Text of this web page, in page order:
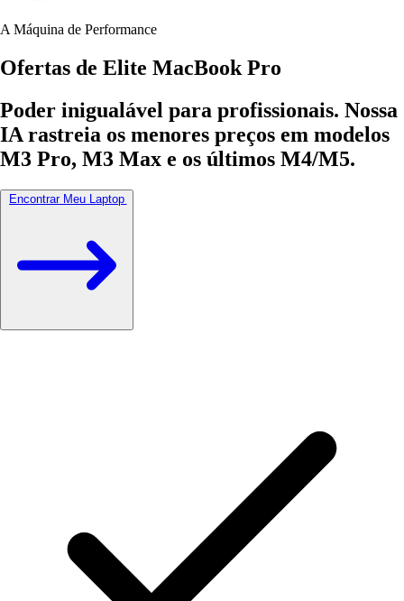
A Máquina de Performance
Ofertas de Elite MacBook Pro
Poder inigualável para profissionais. Nossa
IA rastreia os menores preços em modelos
M3 Pro, M3 Max e os últimos M4/M5.